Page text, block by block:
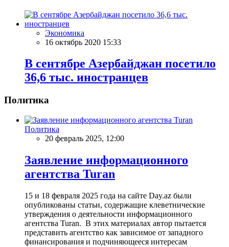
Экономика
16 октябрь 2020 15:33
В сентябре Азербайджан посетило
36,6 тыс. иностранцев
Политика
Политика
20 февраль 2025, 12:00
Заявление информационного
агентства Turan
15 и 18 февраля 2025 года на сайте Day.az были
опубликованы статьи, содержащие клеветнические
утверждения о деятельности информационного
агентства Turan. В этих материалах автор пытается
представить агентство как зависимое от западного
финансирования и подчиняющееся интересам